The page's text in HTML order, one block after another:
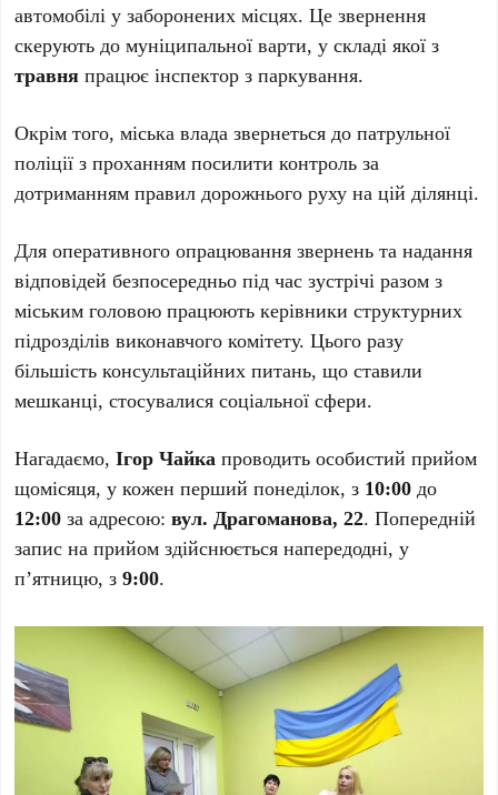
автомобілі у заборонених місцях. Це звернення
скерують до муніципальної варти, у складі якої з
травня працює інспектор з паркування.
Окрім того, міська влада звернеться до патрульної
поліції з проханням посилити контроль за
дотриманням правил дорожнього руху на цій ділянці.
Для оперативного опрацювання звернень та надання
відповідей безпосередньо під час зустрічі разом з
міським головою працюють керівники структурних
підрозділів виконавчого комітету. Цього разу
більшість консультаційних питань, що ставили
мешканці, стосувалися соціальної сфери.
Нагадаємо,Ігор Чайка проводить особистий прийом
щомісяця, у кожен перший понеділок, з 10:00 до
12:00 за адресою:вул. Драгоманова, 22. Попередній
запис на прийом здійснюється напередодні, у
п’ятницю, з9:00.